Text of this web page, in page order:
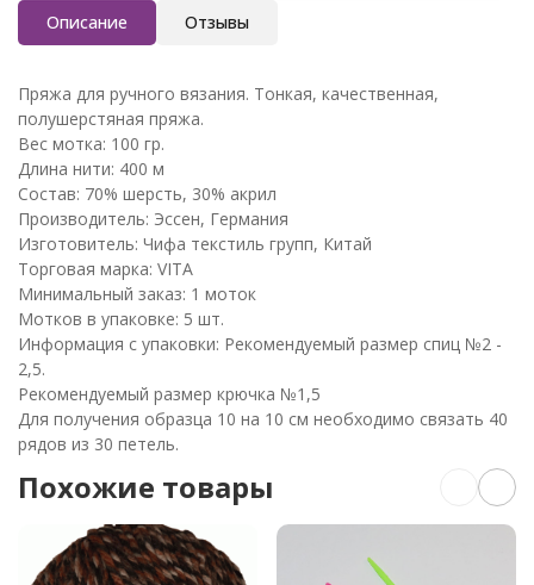
Описание Отзывы
Пряжа для ручного вязания. Тонкая, качественная,
полушерстяная пряжа.
Вес мотка: 100 гр.
Длина нити: 400 м
Состав: 70% шерсть, 30% акрил
Производитель: Эссен, Германия
Изготовитель: Чифа текстиль групп, Китай
Торговая марка: VITA
Минимальный заказ: 1 моток
Мотков в упаковке: 5 шт.
Информация с упаковки: Рекомендуемый размер спиц №2 -
2,5.
Рекомендуемый размер крючка №1,5
Для получения образца 10 на 10 см необходимо связать 40
рядов из 30 петель.
Похожие товары